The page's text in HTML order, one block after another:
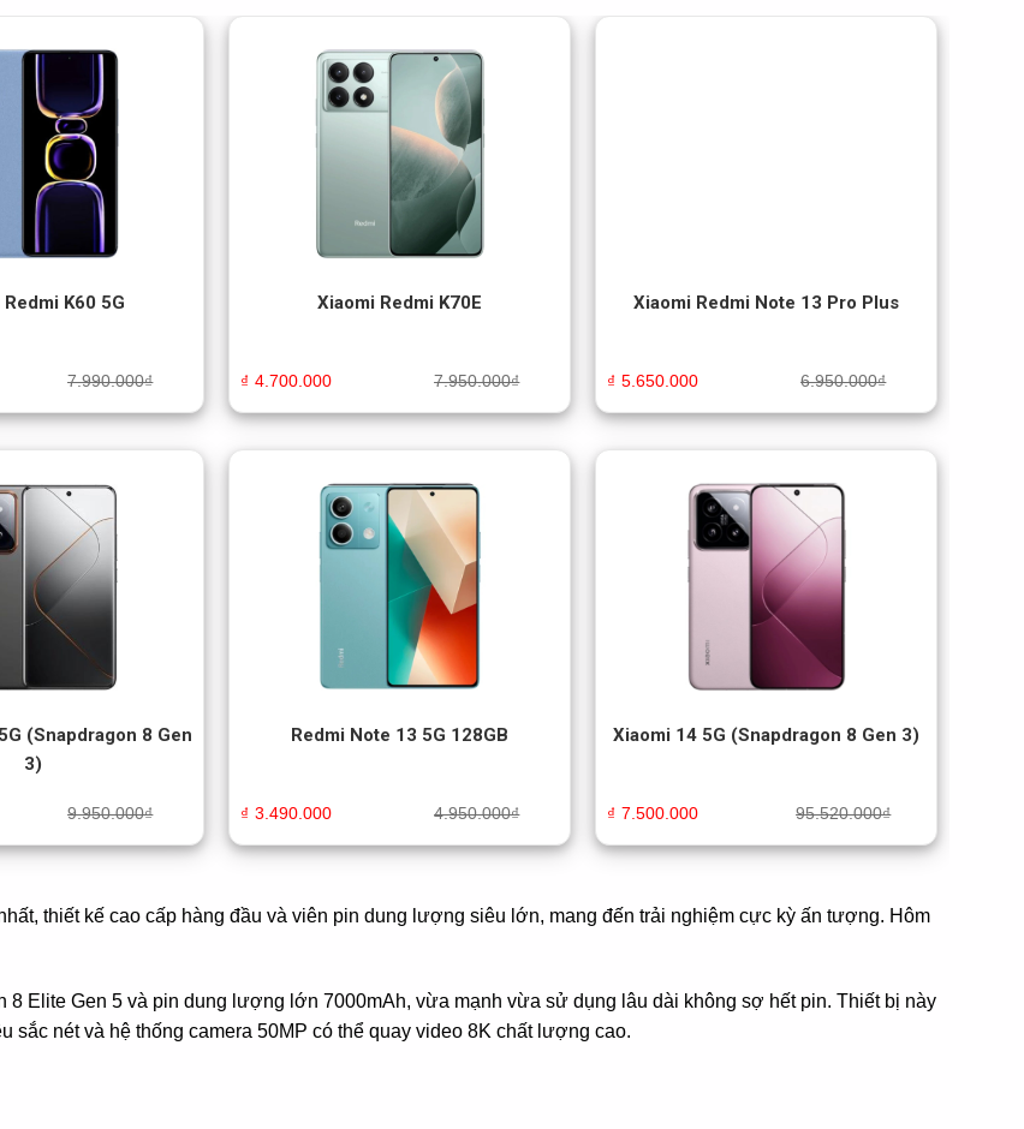
K60 5G
7.990.000₫
Xiaomi Redmi K70E
7.950.000₫
4.700.000
₫
Xiaomi Redmi Note 13 Pro Plus
6.950.000₫
5.650.000
₫
(Snapdragon 8 Gen
3)
9.950.000₫
Redmi Note 13 5G 128GB
4.950.000₫
3.490.000
₫
Xiaomi 14 5G (Snapdragon 8 Gen 3)
95.520.000₫
7.500.000
₫
thiết kế cao cấp hàng đầu và viên pin dung lượng siêu lớn, mang đến trải nghiệm cực kỳ ấn tượng. Hôm
Elite Gen 5 và pin dung lượng lớn 7000mAh, vừa mạnh vừa sử dụng lâu dài không sợ hết pin. Thiết bị này
sắc nét và hệ thống camera 50MP có thể quay video 8K chất lượng cao.